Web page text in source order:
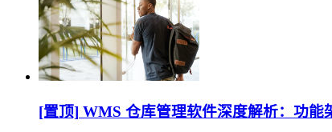
[置顶] WMS 仓库管理软件深度解析：功能